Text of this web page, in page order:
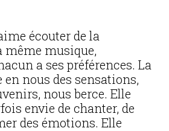
écouter de la
même musique,
a ses préférences. La
nous des sensations,
nous berce. Elle
envie de chanter, de
des émotions. Elle